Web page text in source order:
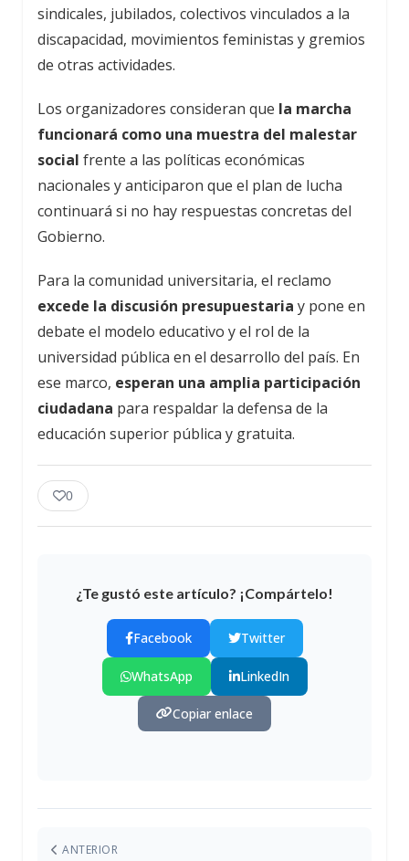
sindicales, jubilados, colectivos vinculados a la
discapacidad, movimientos feministas y gremios
de otras actividades.
Los organizadores consideran que la marcha
funcionará como una muestra del malestar
social frente a las políticas económicas
nacionales y anticiparon que el plan de lucha
continuará si no hay respuestas concretas del
Gobierno.
Para la comunidad universitaria, el reclamo
excede la discusión presupuestaria y pone en
debate el modelo educativo y el rol de la
universidad pública en el desarrollo del país. En
ese marco, esperan una amplia participación
ciudadana para respaldar la defensa de la
educación superior pública y gratuita.
0
¿Te gustó este artículo? ¡Compártelo!
Facebook Twitter
WhatsApp LinkedIn
Copiar enlace
ANTERIOR